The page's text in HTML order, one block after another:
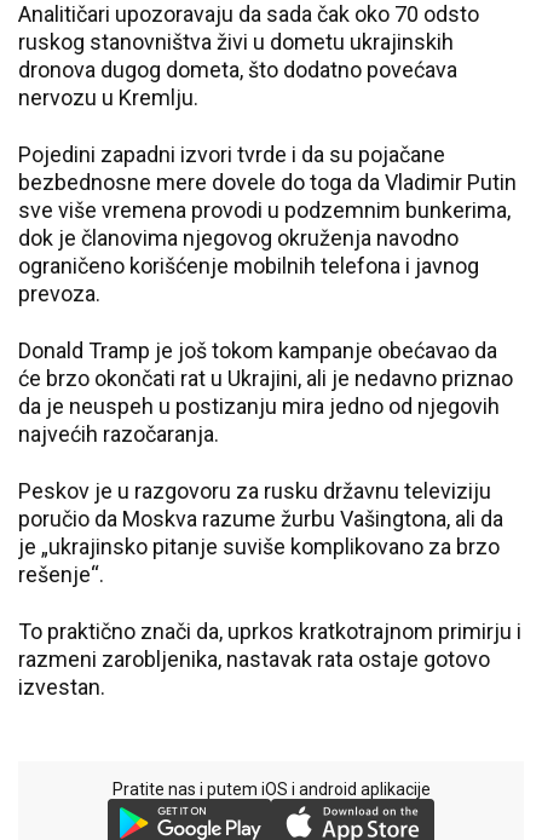
Analitičari upozoravaju da sada čak oko 70 odsto
ruskog stanovništva živi u dometu ukrajinskih
dronova dugog dometa, što dodatno povećava
nervozu u Kremlju.
Pojedini zapadni izvori tvrde i da su pojačane
bezbednosne mere dovele do toga da Vladimir Putin
sve više vremena provodi u podzemnim bunkerima,
dok je članovima njegovog okruženja navodno
ograničeno korišćenje mobilnih telefona i javnog
prevoza.
Donald Tramp je još tokom kampanje obećavao da
će brzo okončati rat u Ukrajini, ali je nedavno priznao
da je neuspeh u postizanju mira jedno od njegovih
najvećih razočaranja.
Peskov je u razgovoru za rusku državnu televiziju
poručio da Moskva razume žurbu Vašingtona, ali da
je „ukrajinsko pitanje suviše komplikovano za brzo
rešenje“.
To praktično znači da, uprkos kratkotrajnom primirju i
razmeni zarobljenika, nastavak rata ostaje gotovo
izvestan.
Pratite nas i putem iOS i android aplikacije